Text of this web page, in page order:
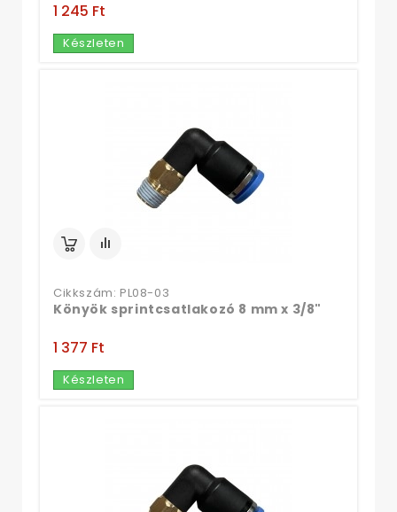
1 245 Ft‎
Készleten
Cikkszám: PL08-03
Könyök sprintcsatlakozó 8 mm x 3/8"
1 377 Ft‎
Készleten